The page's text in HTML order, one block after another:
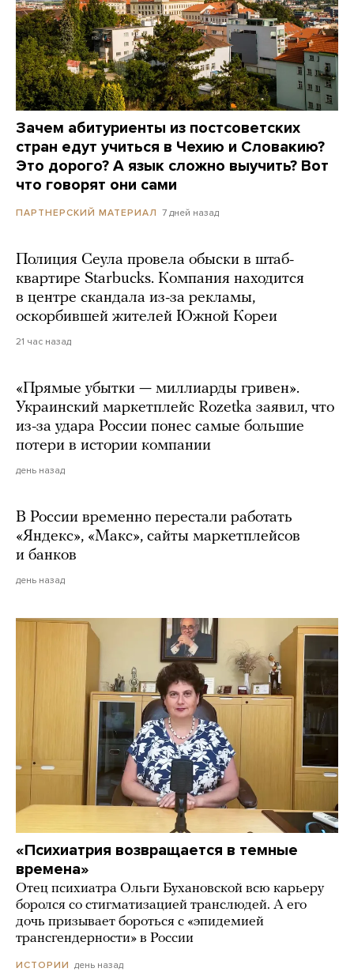
Зачем абитуриенты из постсоветских
стран едут учиться в Чехию и Словакию?
Это дорого? А язык сложно выучить? Вот
что говорят они сами
ПАРТНЕРСКИЙ МАТЕРИАЛ 7 дней назад
Полиция Сеула провела обыски в штаб-
квартире Starbucks. Компания находится
в центре скандала из-за рекламы,
оскорбившей жителей Южной Кореи
21 час назад
«Прямые убытки — миллиарды гривен».
Украинский маркетплейс Rozetka заявил, что
из-за удара России понес самые большие
потери в истории компании
день назад
В России временно перестали работать
«Яндекс», «Макс», сайты маркетплейсов
и банков
день назад
«Психиатрия возвращается в темные
времена»
Отец психиатра Ольги Бухановской всю карьеру
боролся со стигматизацией транслюдей. А его
дочь призывает бороться с «эпидемией
трансгендерности» в России
ИСТОРИИ день назад